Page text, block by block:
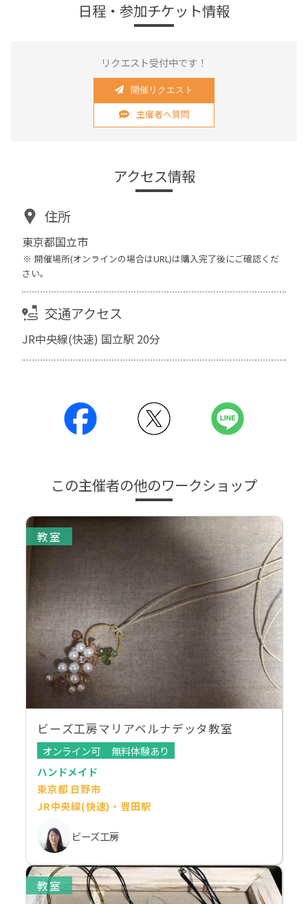
日程・参加チケット情報
リクエスト受付中です！
開催リクエスト
主催者へ質問
アクセス情報
住所
東京都国立市
開催場所(オンラインの場合はURL)は購入完了後にご確認くだ
さい。
交通アクセス
JR中央線(快速) 国立駅 20分
この主催者の他のワークショップ
教室
ビーズ工房マリアベルナデッタ教室
オンライン可
無料体験あり
ハンドメイド
東京都 日野市
JR中央線(快速)・豊田駅
ビーズ工房
教室